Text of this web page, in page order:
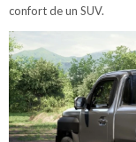
confort de un SUV.